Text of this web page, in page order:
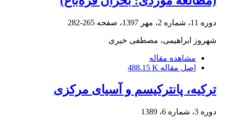
دوره 11، شماره 2، مهر 1397، صفحه 265-282
شهروز ابراهیمی، مصطفی خیری
مشاهده مقاله
اصل مقاله 488.15 K
ترکیه، پان‏ترکیسم و آسیای مرکزی
دوره 3، شماره 6، 1389